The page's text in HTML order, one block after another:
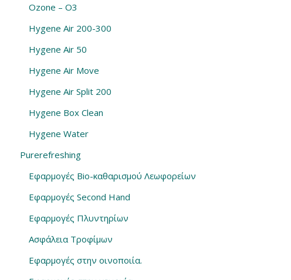
Ozone – O3
Hygene Air 200-300
Hygene Air 50
Hygene Air Move
Hygene Air Split 200
Hygene Box Clean
Hygene Water
Purerefreshing
Εφαρμογές Bio-καθαρισμού Λεωφορείων
Εφαρμογές Second Hand
Εφαρμογές Πλυντηρίων
Ασφάλεια Τροφίμων
Εφαρμογές στην οινοποιία.